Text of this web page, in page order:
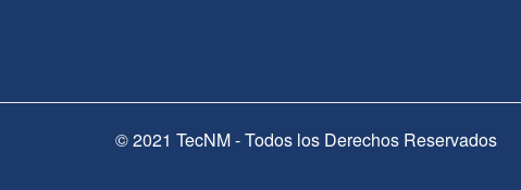
© 2021 TecNM - Todos los Derechos Reservados